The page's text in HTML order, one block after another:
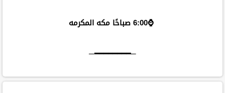
⌚️6:00 صباحًا مكه المكرمه
─━━━━━━━━─